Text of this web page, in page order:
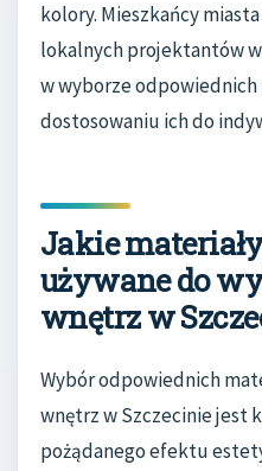
kolory. Mieszkańcy
lokalnych projektantów
w wyborze odpowiednich
dostosowaniu ich do
Jakie
używane do
wnętrz w
Wybór odpowiednich
wnętrz w Szczecinie jest
pożądanego efektu